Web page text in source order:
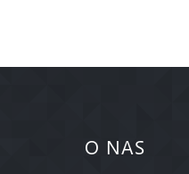
O NAS